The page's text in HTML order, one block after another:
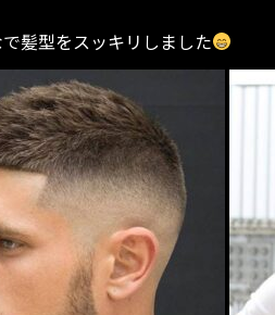
髪型をスッキリしました